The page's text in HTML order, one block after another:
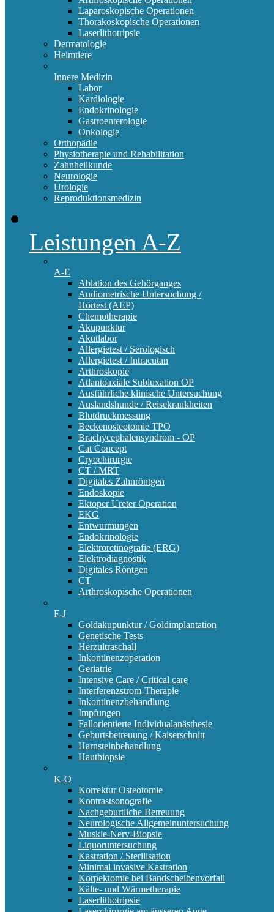
Laparoskopische Operationen
Thorakoskopische Operationen
Laserlithotripsie
Dermatologie
Heimtiere
Innere Medizin
Labor
Kardiologie
Endokrinologie
Gastroenterologie
Onkologie
Orthopädie
Physiotherapie und Rehabilitation
Zahnheilkunde
Neurologie
Urologie
Reproduktionsmedizin
Leistungen A-Z
A-E
Ablation des Gehörganges
Audiometrische Untersuchung /
Hörtest (AEP)
Chemotherapie
Akupunktur
Akutlabor
Allergietest / Serologisch
Allergietest / Intracutan
Arthroskopie
Atlantoaxiale Subluxation OP
Ausführliche klinische Untersuchung
Auslandshunde / Reisekrankheiten
Blutdruckmessung
Beckenosteotomie TPO
Brachycephalensyndrom - OP
Cat Concept
Cryochirurgie
CT / MRT
Digitales Zahnröntgen
Endoskopie
Ektoper Ureter Operation
EKG
Entwurmungen
Endokrinologie
Elektroretinografie (ERG)
Elektrodiagnostik
Digitales Röntgen
CT
Arthroskopische Operationen
F-J
Goldakupunktur / Goldimplantation
Genetische Tests
Herzultraschall
Inkontinenzoperation
Geriatrie
Intensive Care / Critical care
Interferenzstrom-Therapie
Inkontinenzbehandlung
Impfungen
Fallorientierte Individualanästhesie
Geburtsbetreuung / Kaiserschnitt
Harnsteinbehandlung
Hautbiopsie
K-O
Korrektur Osteotomie
Kontrastsonografie
Nachgeburtliche Betreuung
Neurologische Allgemeinuntersuchung
Muskle-Nerv-Biopsie
Liquoruntersuchung
Kastration / Sterilisation
Minimal invasive Kastration
Korpektomie bei Bandscheibenvorfall
Kälte- und Wärmetherapie
Laserlithotripsie